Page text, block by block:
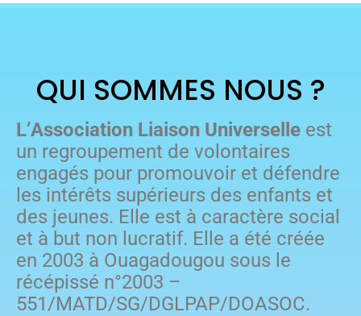
QUI SOMMES NOUS ?
L’Association Liaison Universelle est
un regroupement de volontaires
engagés pour promouvoir et défendre
les intérêts supérieurs des enfants et
des jeunes. Elle est à caractère social
et à but non lucratif. Elle a été créée
en 2003 à Ouagadougou sous le
récépissé n°2003 –
551/MATD/SG/DGLPAP/DOASOC.